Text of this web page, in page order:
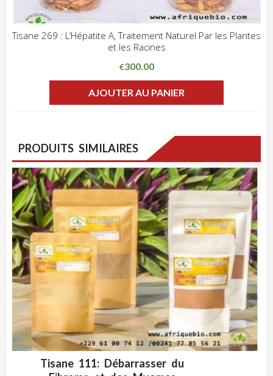
Tisane 269 : L’Hépatite A, Traitement Naturel Par les Plantes
et les Racines
€300.00
AJOUTER AU PANIER
PRODUITS SIMILAIRES
ADD WISHLIST
Tisane 111: Débarrasser du